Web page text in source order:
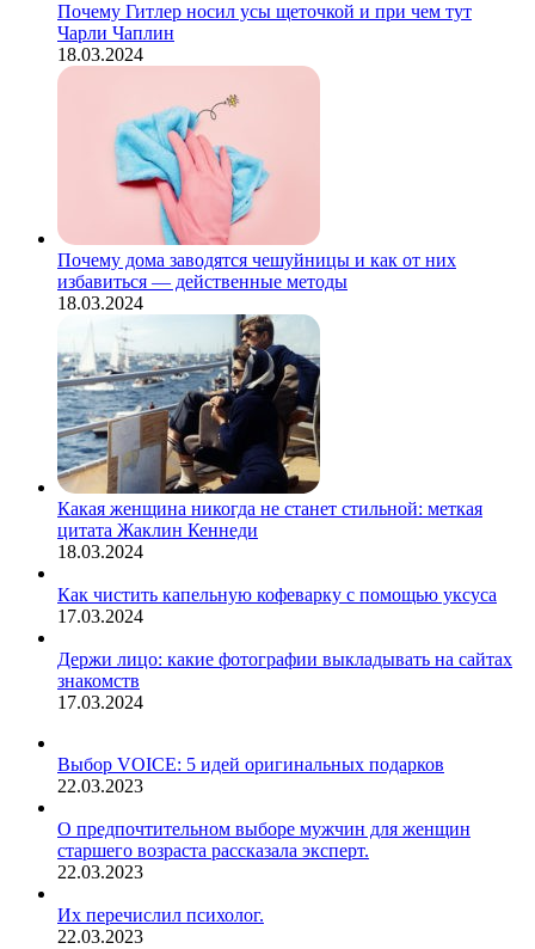
Почему Гитлер носил усы щеточкой и при чем тут
Чарли Чаплин
18.03.2024
Почему дома заводятся чешуйницы и как от них
избавиться — действенные методы
18.03.2024
Какая женщина никогда не станет стильной: меткая
цитата Жаклин Кеннеди
18.03.2024
Как чистить капельную кофеварку с помощью уксуса
17.03.2024
Держи лицо: какие фотографии выкладывать на сайтах
знакомств
17.03.2024
Выбор VOICE: 5 идей оригинальных подарков
22.03.2023
О предпочтительном выборе мужчин для женщин
старшего возраста рассказала эксперт.
22.03.2023
Их перечислил психолог.
22.03.2023